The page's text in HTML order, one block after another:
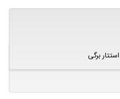
استتار برگی